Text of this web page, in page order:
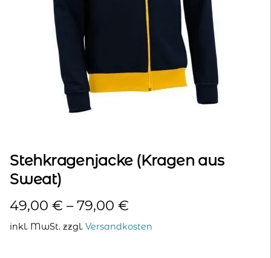
Stehkragenjacke (Kragen aus
Sweat)
49,00 € –79,00 €
inkl. MwSt. zzgl. Versandkosten